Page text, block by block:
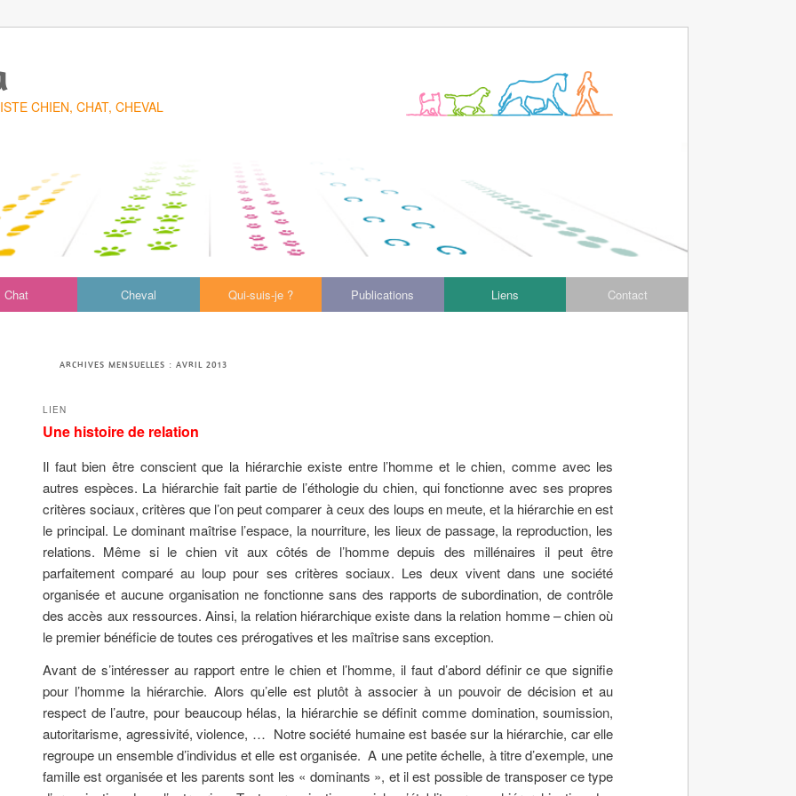
CHIEN, CHAT, CHEVAL
Chat Cheval Qui-suis-je ? Publications Liens Contact
ARCHIVES MENSUELLES :AVRIL 2013
LIEN
Une histoire de relation
Il faut bien être conscient que la hiérarchie existe entre l’homme et le chien, comme avec les
autres espèces. La hiérarchie fait partie de l’éthologie du chien, qui fonctionne avec ses propres
critères sociaux, critères que l’on peut comparer à ceux des loups en meute, et la hiérarchie en est
le principal. Le dominant maîtrise l’espace, la nourriture, les lieux de passage, la reproduction, les
relations. Même si le chien vit aux côtés de l’homme depuis des millénaires il peut être
parfaitement comparé au loup pour ses critères sociaux. Les deux vivent dans une société
organisée et aucune organisation ne fonctionne sans des rapports de subordination, de contrôle
des accès aux ressources. Ainsi, la relation hiérarchique existe dans la relation homme – chien où
le premier bénéficie de toutes ces prérogatives et les maîtrise sans exception.
Avant de s’intéresser au rapport entre le chien et l’homme, il faut d’abord définir ce que signifie
pour l’homme la hiérarchie. Alors qu’elle est plutôt à associer à un pouvoir de décision et au
respect de l’autre, pour beaucoup hélas, la hiérarchie se définit comme domination, soumission,
autoritarisme, agressivité, violence, … Notre société humaine est basée sur la hiérarchie, car elle
regroupe un ensemble d’individus et elle est organisée. A une petite échelle, à titre d’exemple, une
famille est organisée et les parents sont les « dominants », et il est possible de transposer ce type